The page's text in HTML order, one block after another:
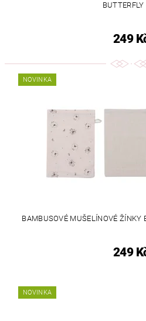
BUTTERFLY
249
NOVINKA
BAMBUSOVÉ MUŠELÍNOVÉ ŽÍNKY
249
NOVINKA